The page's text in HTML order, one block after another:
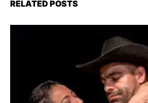
RELATED POSTS